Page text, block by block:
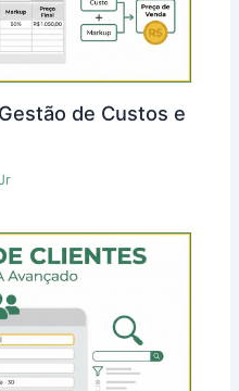
de Custos e